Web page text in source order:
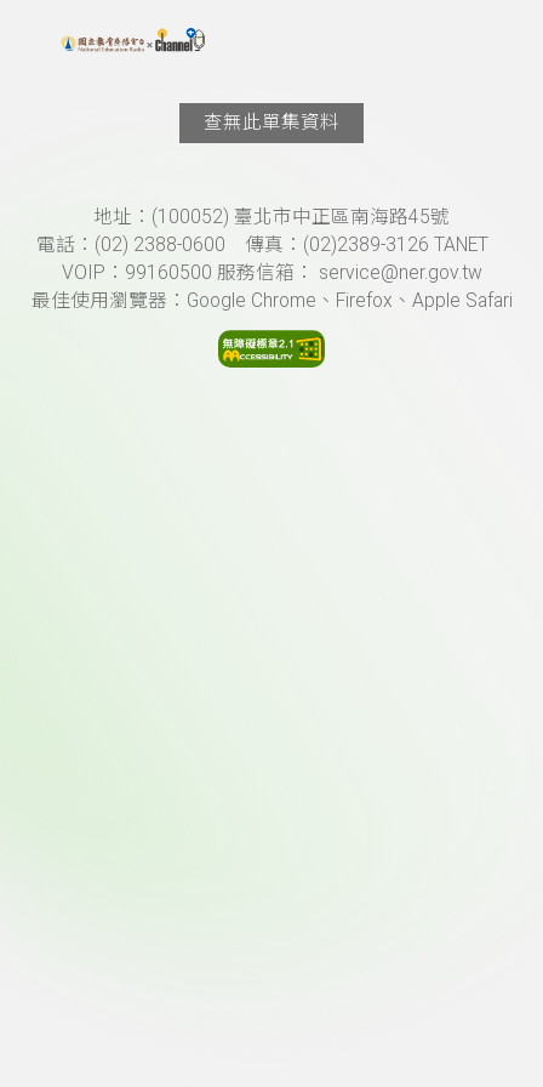
上方功能區塊
搜尋關鍵字：可輸入節目名稱、主持人或關鍵字
查無此單集資料
頁尾資訊地址：(100052) 臺北市中正區南海路45號
電話：(02) 2388-0600 傳真：(02)2389-3126 TANET
VOIP：99160500 服務信箱： service@ner.gov.tw
最佳使用瀏覽器：Google Chrome、Firefox、Apple Safari